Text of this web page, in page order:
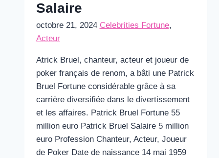
Salaire
octobre 21, 2024 Celebrities Fortune,
Acteur
Atrick Bruel, chanteur, acteur et joueur de
poker français de renom, a bâti une Patrick
Bruel Fortune considérable grâce à sa
carrière diversifiée dans le divertissement
et les affaires. Patrick Bruel Fortune 55
million euro Patrick Bruel Salaire 5 million
euro Profession Chanteur, Acteur, Joueur
de Poker Date de naissance 14 mai 1959